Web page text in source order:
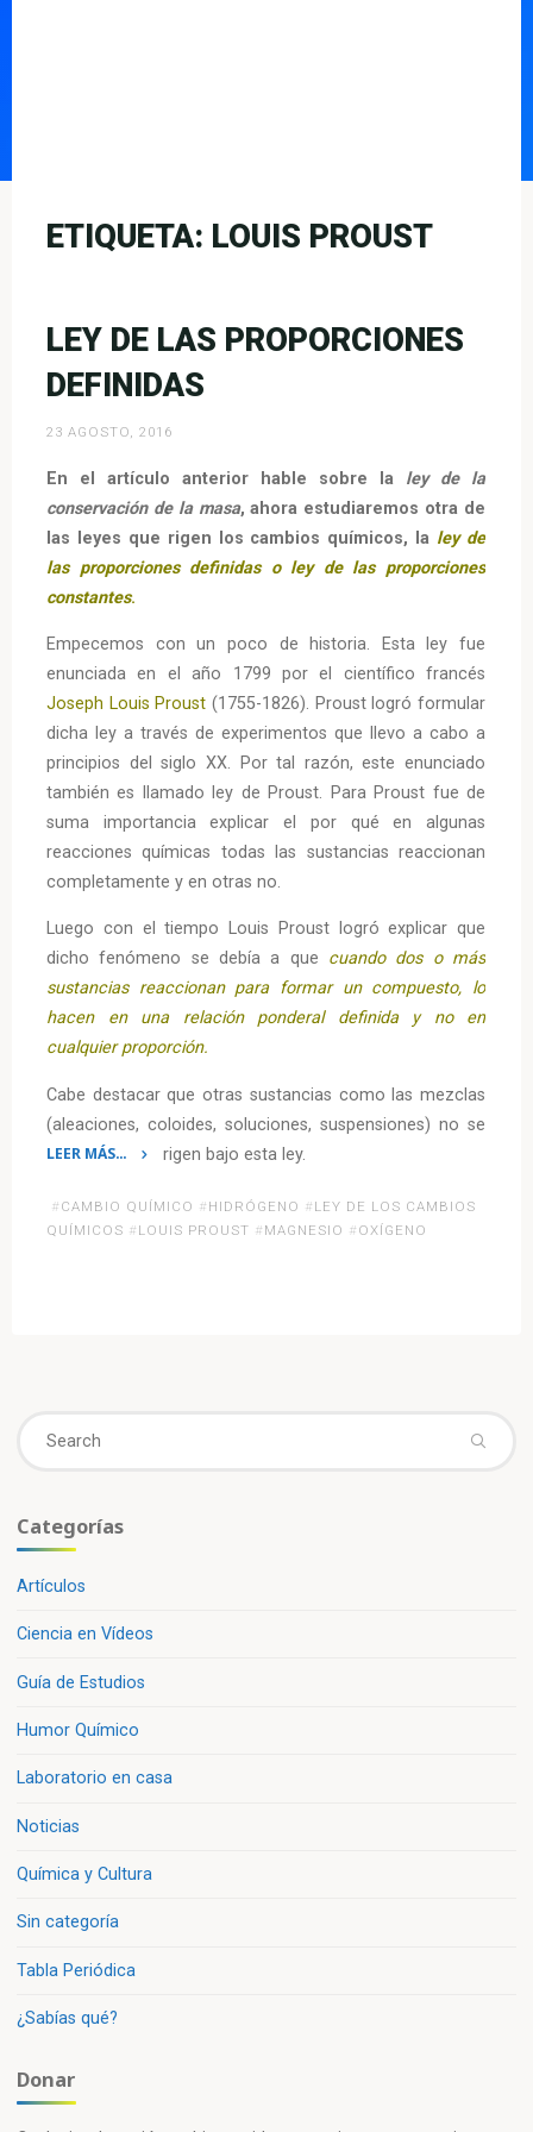
ETIQUETA: LOUIS PROUST
LEY DE LAS PROPORCIONES
DEFINIDAS
23 AGOSTO, 2016
En el artículo anterior hable sobre la ley de la
conservación de la masa, ahora estudiaremos otra de
las leyes que rigen los cambios químicos, la ley de
las proporciones definidas o ley de las proporciones
constantes.
Empecemos con un poco de historia. Esta ley fue
enunciada en el año 1799 por el científico francés
Joseph Louis Proust (1755-1826). Proust logró formular
dicha ley a través de experimentos que llevo a cabo a
principios del siglo XX. Por tal razón, este enunciado
también es llamado ley de Proust. Para Proust fue de
suma importancia explicar el por qué en algunas
reacciones químicas todas las sustancias reaccionan
completamente y en otras no.
Luego con el tiempo Louis Proust logró explicar que
dicho fenómeno se debía a que cuando dos o más
sustancias reaccionan para formar un compuesto, lo
hacen en una relación ponderal definida y no en
cualquier proporción.
Cabe destacar que otras sustancias como las mezclas
(aleaciones, coloides, soluciones, suspensiones) no se
rigen bajo esta ley.
LEER MÁS…
de
las
# CAMBIO QUÍMICO # HIDRÓGENO # LEY DE LOS CAMBIOS
QUÍMICOS # LOUIS PROUST # MAGNESIO # OXÍGENO
Categorías
Artículos
Ciencia en Vídeos
Guía de Estudios
Humor Químico
Laboratorio en casa
Noticias
Química y Cultura
Sin categoría
Tabla Periódica
¿Sabías qué?
Donar